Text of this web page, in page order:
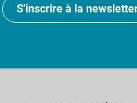
S'inscrire à la